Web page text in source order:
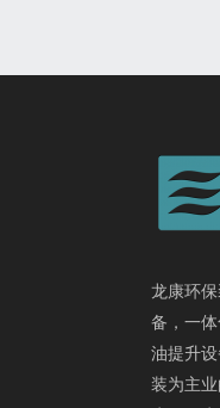
龙康环
备，一
油提升
装为主